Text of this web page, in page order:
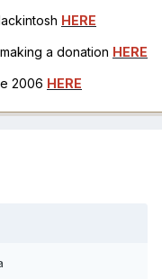
HERE
a donation HERE
2006 HERE